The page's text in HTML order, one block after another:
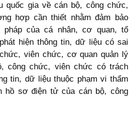
quốc gia về cán bộ, công chức,
hợp cần thiết nhằm đảm bảo
của cá nhân, cơ quan, tổ
hiện thông tin, dữ liệu có sai
viên chức, cơ quan quản lý
công chức, viên chức có trách
tin, dữ liệu thuộc phạm vi thẩm
hồ sơ điện tử của cán bộ, công